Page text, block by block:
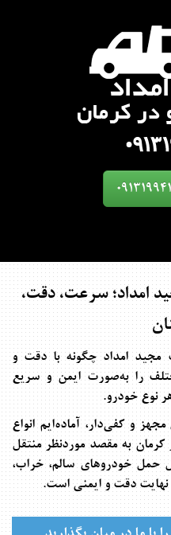
امداد؛ سرعت، دقت،
مجید امداد چگونه با دقت و
را به‌صورت ایمن و سریع
نوع خودرو.
و کفی‌دار، آماده‌ایم انواع
به مقصد موردنظر منتقل
حمل خودروهای سالم، خراب،
دقت و ایمنی است.